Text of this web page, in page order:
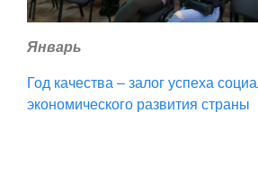
Январь
Год качества – залог успеха
экономического развития страны